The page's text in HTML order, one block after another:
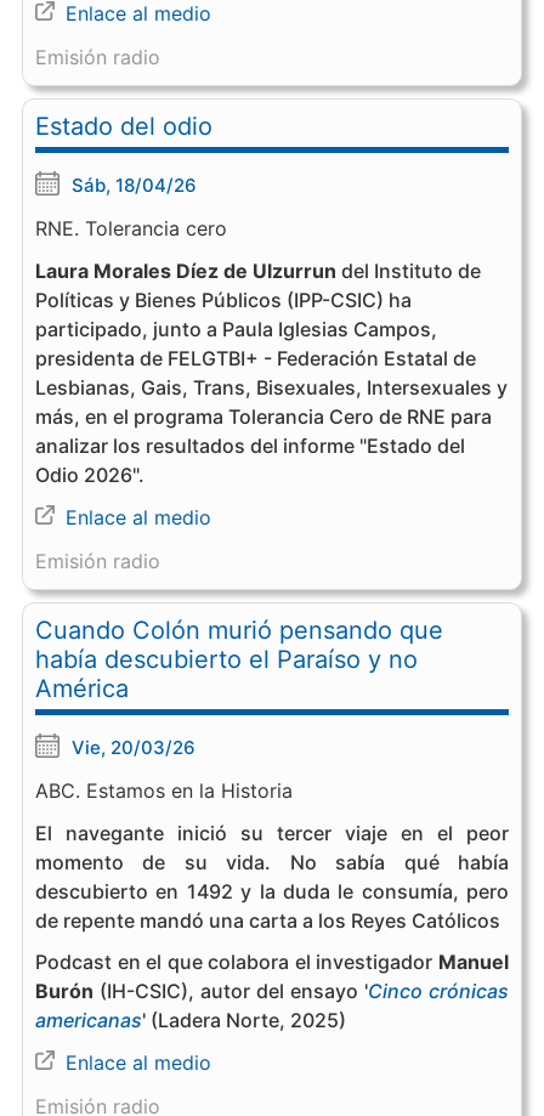
Enlace al medio
Emisión radio
Estado del odio
Sáb, 18/04/26
RNE. Tolerancia cero
Laura Morales Díez de Ulzurrun del Instituto de
Políticas y Bienes Públicos (IPP-CSIC) ha
participado, junto a Paula Iglesias Campos,
presidenta de FELGTBI+ - Federación Estatal de
Lesbianas, Gais, Trans, Bisexuales, Intersexuales y
más, en el programa Tolerancia Cero de RNE para
analizar los resultados del informe "Estado del
Odio 2026".
Enlace al medio
Emisión radio
Cuando Colón murió pensando que
había descubierto el Paraíso y no
América
Vie, 20/03/26
ABC. Estamos en la Historia
El navegante inició su tercer viaje en el peor
momento de su vida. No sabía qué había
descubierto en 1492 y la duda le consumía, pero
de repente mandó una carta a los Reyes Católicos
Podcast en el que colabora el investigador Manuel
Burón (IH-CSIC), autor del ensayo 'Cinco crónicas
americanas' (Ladera Norte, 2025)
Enlace al medio
Emisión radio